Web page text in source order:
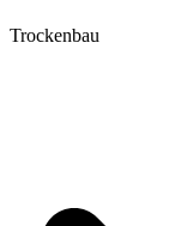
Trockenbau